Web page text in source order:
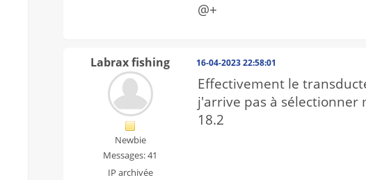
@+
Labrax fishing
Newbie
Messages: 41
IP archivée
16-04-2023 22:58:01
Effectivement le
j'arrive pas à sélectionner
18.2